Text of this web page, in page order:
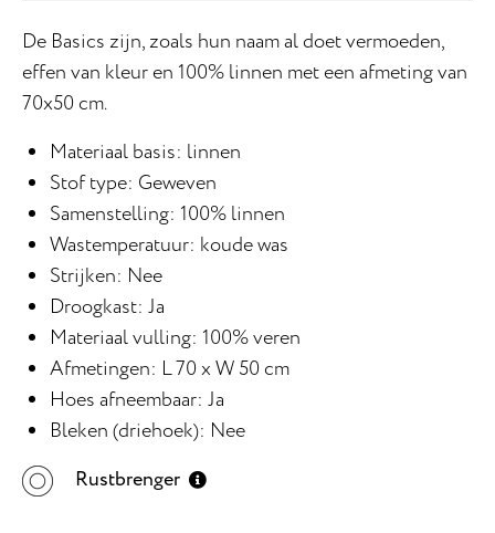
De Basics zijn, zoals hun naam al doet vermoeden,
effen van kleur en 100% linnen met een afmeting van
70x50 cm.
Materiaal basis: linnen
Stof type: Geweven
Samenstelling: 100% linnen
Wastemperatuur: koude was
Strijken: Nee
Droogkast: Ja
Materiaal vulling: 100% veren
Afmetingen: L 70 x W 50 cm
Hoes afneembaar: Ja
Bleken (driehoek): Nee
Rustbrenger